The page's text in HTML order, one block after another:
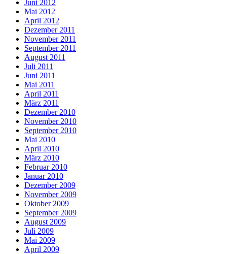
Juni 2012
Mai 2012
April 2012
Dezember 2011
November 2011
September 2011
August 2011
Juli 2011
Juni 2011
Mai 2011
April 2011
März 2011
Dezember 2010
November 2010
September 2010
Mai 2010
April 2010
März 2010
Februar 2010
Januar 2010
Dezember 2009
November 2009
Oktober 2009
September 2009
August 2009
Juli 2009
Mai 2009
April 2009